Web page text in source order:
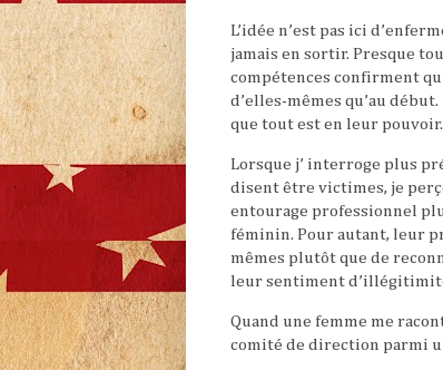
L’idée n’est pas ici
jamais en sortir. Presque
compétences confirment
d’elles-mêmes qu’au
que tout est en leur pouvoir.
Lorsque j’ interroge plus
disent être victimes, je
entourage professionnel
féminin. Pour autant, leur
mêmes plutôt que de
leur sentiment
Quand une femme me
comité de direction parmi